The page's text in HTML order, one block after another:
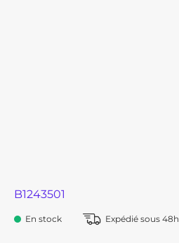
B1243501
En stock Expédié sous 48h